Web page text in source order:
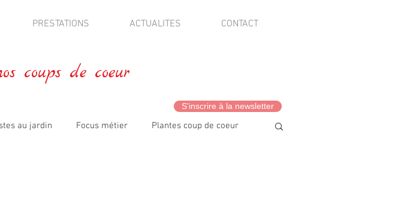
PRESTATIONS ACTUALITES CONTACT
coups de coeur
au jardin Focus métier Plantes coup de coeur
S'inscrire à la newsletter